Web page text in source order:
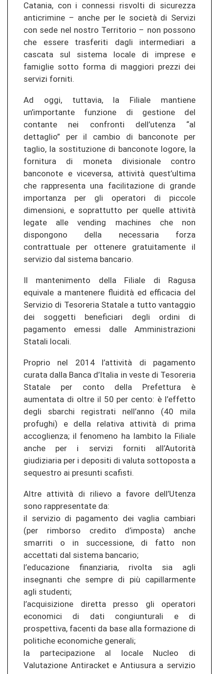
Catania, con i connessi risvolti di sicurezza
anticrimine – anche per le società di Servizi
con sede nel nostro Territorio – non possono
che essere trasferiti dagli intermediari a
cascata sul sistema locale di imprese e
famiglie sotto forma di maggiori prezzi dei
servizi forniti.
Ad oggi, tuttavia, la Filiale mantiene
un’importante funzione di gestione del
contante nei confronti dell’utenza “al
dettaglio” per il cambio di banconote per
taglio, la sostituzione di banconote logore, la
fornitura di moneta divisionale contro
banconote e viceversa, attività quest’ultima
che rappresenta una facilitazione di grande
importanza per gli operatori di piccole
dimensioni, e soprattutto per quelle attività
legate alle vending machines che non
dispongono della necessaria forza
contrattuale per ottenere gratuitamente il
servizio dal sistema bancario.
Il mantenimento della Filiale di Ragusa
equivale a mantenere fluidità ed efficacia del
Servizio di Tesoreria Statale a tutto vantaggio
dei soggetti beneficiari degli ordini di
pagamento emessi dalle Amministrazioni
Statali locali.
Proprio nel 2014 l’attività di pagamento
curata dalla Banca d’Italia in veste di Tesoreria
Statale per conto della Prefettura è
aumentata di oltre il 50 per cento: è l’effetto
degli sbarchi registrati nell’anno (40 mila
profughi) e della relativa attività di prima
accoglienza; il fenomeno ha lambito la Filiale
anche per i servizi forniti all’Autorità
giudiziaria per i depositi di valuta sottoposta a
sequestro ai presunti scafisti.
Altre attività di rilievo a favore dell’Utenza
sono rappresentate da:
il servizio di pagamento dei vaglia cambiari
(per rimborso credito d’imposta) anche
smarriti o in successione, di fatto non
accettati dal sistema bancario;
l’educazione finanziaria, rivolta sia agli
insegnanti che sempre di più capillarmente
agli studenti;
l’acquisizione diretta presso gli operatori
economici di dati congiunturali e di
prospettiva, facenti da base alla formazione di
politiche economiche generali;
la partecipazione al locale Nucleo di
Valutazione Antiracket e Antiusura a servizio